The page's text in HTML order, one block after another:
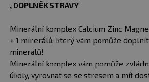
, DOPLNĚK STRAVY
Minerální komplex Calcium Zinc
+ 1 minerálů, který vám pomůže
minerálů!
Minerální komplex vám pomůže
úkoly, vyrovnat se se stresem a mít